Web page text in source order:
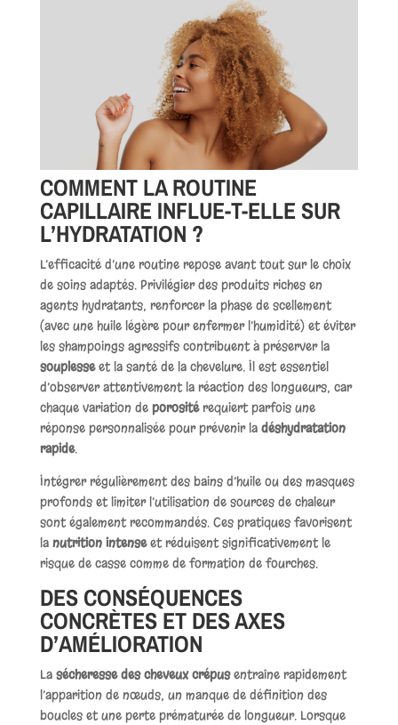
COMMENT LA ROUTINE
CAPILLAIRE INFLUE-T-ELLE SUR
L’HYDRATATION ?
L’efficacité d’une routine repose avant tout sur le choix
de soins adaptés. Privilégier des produits riches en
agents hydratants, renforcer la phase de scellement
(avec une huile légère pour enfermer l’humidité) et éviter
les shampoings agressifs contribuent à préserver la
souplesseet la santé de la chevelure. Il est essentiel
d’observer attentivement la réaction des longueurs, car
chaque variation de porositérequiert parfois une
réponse personnalisée pour prévenir la déshydratation
rapide.
Intégrer régulièrement des bains d’huile ou des masques
profonds et limiter l’utilisation de sources de chaleur
sont également recommandés. Ces pratiques favorisent
la nutrition intenseet réduisent significativement le
risque de casse comme de formation de fourches.
DES CONSÉQUENCES
CONCRÈTES ET DES AXES
D’AMÉLIORATION
La sécheresse des cheveux crépusentraîne rapidement
l’apparition de nœuds, un manque de définition des
boucles et une perte prématurée de longueur. Lorsque